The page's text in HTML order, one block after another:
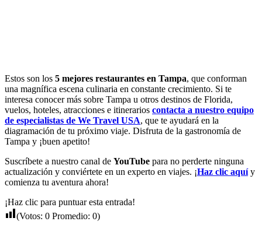
Estos son los 5 mejores restaurantes en Tampa, que conforman
una magnífica escena culinaria en constante crecimiento. Si te
interesa conocer más sobre Tampa u otros destinos de Florida,
vuelos, hoteles, atracciones e itinerarios contacta a nuestro equipo
de especialistas de We Travel USA, que te ayudará en la
diagramación de tu próximo viaje. Disfruta de la gastronomía de
Tampa y ¡buen apetito!
Suscríbete a nuestro canal de YouTube para no perderte ninguna
actualización y conviértete en un experto en viajes. ¡Haz clic aquíy
comienza tu aventura ahora!
¡Haz clic para puntuar esta entrada!
(Votos: 0 Promedio: 0)